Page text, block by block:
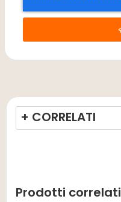
+ CORRELATI
Prodotti correlati